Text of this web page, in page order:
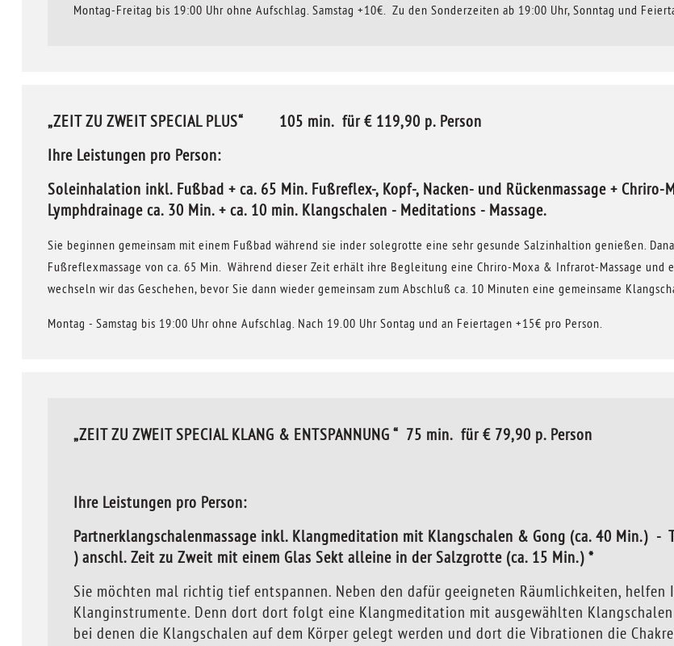
Montag-Freitag bis 19:00 Uhr ohne Aufschlag. Samstag +10€. Zu den Sonderzeiten ab 19:00 Uhr, Sonntag und
„ZEIT ZU ZWEIT SPECIAL PLUS“ 105 min. für € 119,90 p. Person
Ihre Leistungen pro Person:
Soleinhalation inkl. Fußbad + ca. 65 Min. Fußreflex-, Kopf-, Nacken- und Rückenmassage +
Lymphdrainage ca. 30 Min. + ca. 10 min. Klangschalen - Meditations - Massage.
Sie beginnen gemeinsam mit einem Fußbad während sie inder solegrotte eine sehr gesunde Salzinhaltion genießen.
Fußreflexmassage von ca. 65 Min. Während dieser Zeit erhält ihre Begleitung eine Chriro-Moxa & Infrarot-Massage und
wechseln wir das Geschehen, bevor Sie dann wieder gemeinsam zum Abschluß ca. 10 Minuten eine gemeinsame
Montag - Samstag bis 19:00 Uhr ohne Aufschlag. Nach 19.00 Uhr Sontag und an Feiertagen +15€ pro Person.
„ZEIT ZU ZWEIT SPECIAL KLANG & ENTSPANNUNG “ 75 min. für € 79,90 p. Person
Ihre Leistungen pro Person:
Partnerklangschalenmassage inkl. Klangmeditation mit Klangschalen & Gong (ca. 40 Min.) -
) anschl. Zeit zu Zweit mit einem Glas Sekt alleine in der Salzgrotte (ca. 15 Min.) *
Sie möchten mal richtig tief entspannen. Neben den dafür geeigneten Räumlichkeiten,
Klanginstrumente. Denn dort dort folgt eine Klangmeditation mit ausgewählten
bei denen die Klangschalen auf dem Körper gelegt werden und dort die Vibrationen die